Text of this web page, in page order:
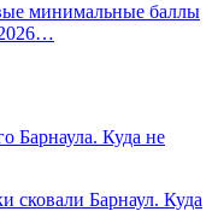
минимальные баллы
Барнаула. Куда не
сковали Барнаул. Куда